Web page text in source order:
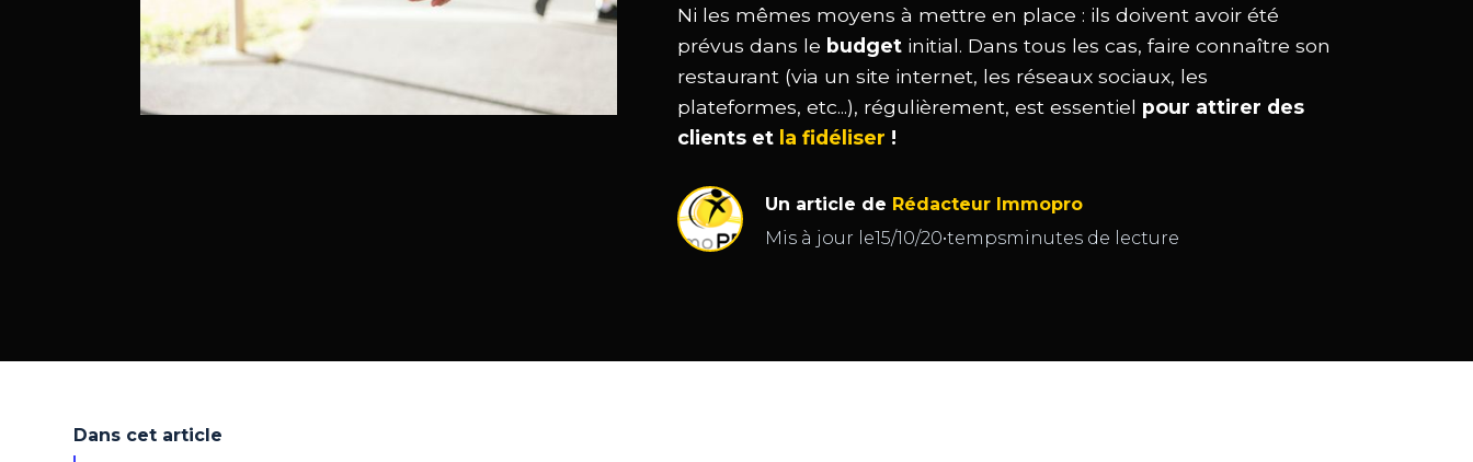
Ni les mêmes moyens à mettre en place : ils doivent avoir été
prévus dans le budgetinitial. Dans tous les cas, faire connaître son
restaurant (via un site internet, les réseaux sociaux, les
plateformes, etc...), régulièrement, est essentiel pour attirer des
clients et la fidéliser !
Un article de Rédacteur Immopro
Mis à jour le15/10/20•tempsminutes de lecture
Dans cet article